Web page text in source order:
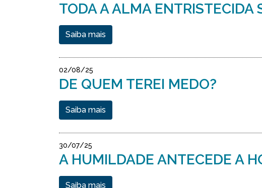
TODA A ALMA ENTRISTECIDA
Saiba mais
02/08/25
DE QUEM TEREI MEDO?
Saiba mais
30/07/25
A HUMILDADE ANTECEDE A
Saiba mais